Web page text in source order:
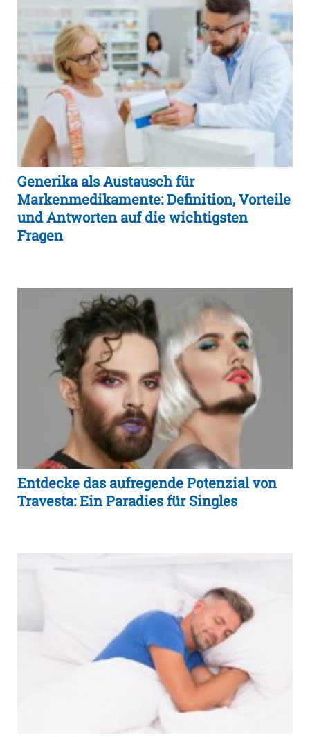
Generika als Austausch für
Markenmedikamente: Definition, Vorteile
und Antworten auf die wichtigsten
Fragen
Entdecke das aufregende Potenzial von
Travesta: Ein Paradies für Singles